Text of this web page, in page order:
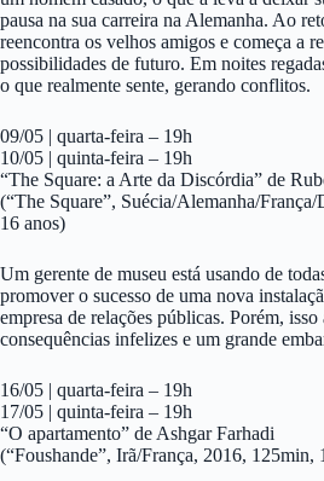
pausa na sua carreira na Alemanha. Ao
reencontra os velhos amigos e começa a
possibilidades de futuro. Em noites
o que realmente sente, gerando conflitos.
09/05 | quarta-feira – 19h
10/05 | quinta-feira – 19h
“The Square: a Arte da Discórdia” de
(“The Square”, Suécia/Alemanha/
16 anos)
Um gerente de museu está usando de
promover o sucesso de uma nova
empresa de relações públicas. Porém, isso
consequências infelizes e um grande
16/05 | quarta-feira – 19h
17/05 | quinta-feira – 19h
“O apartamento” de Ashgar Farhadi
(“Foushande”, Irã/França, 2016, 125min,